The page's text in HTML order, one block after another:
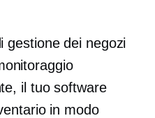
gestione dei negozi
il tuo software
in modo